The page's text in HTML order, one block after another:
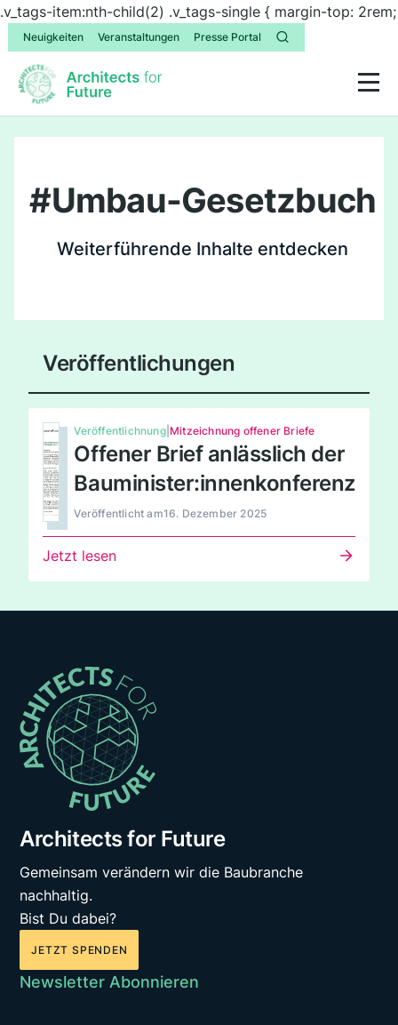
.v_tags-item:nth-child(2) .v_tags-single { margin-top: 2rem;
Neuigkeiten Veranstaltungen Presse Portal
#Umbau-Gesetzbuch
Weiterführende Inhalte entdecken
Veröffentlichungen
Veröffentlichnung| Mitzeichnung offener Briefe
Offener Brief anlässlich der
Bauminister:innenkonferenz
Veröffentlicht am16. Dezember 2025
Jetzt lesen
Architects for Future
Gemeinsam verändern wir die Baubranche
nachhaltig.
Bist Du dabei?
JETZT SPENDEN
Newsletter Abonnieren